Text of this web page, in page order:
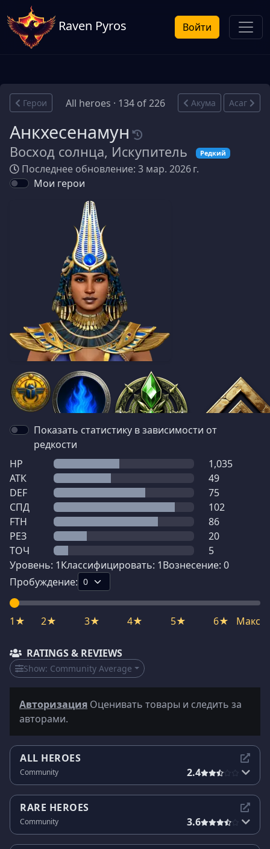
Raven Pyros Войти
Герои All heroes · 134 of 226 Акума Асаг
Анкхесенамун
Восход солнца, Искупитель Редкий
Последнее обновление: 3 мар. 2026 г.
Мои герои
Показать статистику в зависимости от
редкости
HP
1,035
АТК
49
DEF
75
СПД
102
FTH
86
РЕЗ
20
ТОЧ
5
Уровень: 1Классифицировать: 1Вознесение: 0
Пробуждение:
1★ 2★ 3★ 4★ 5★ 6★ Макс
RATINGS & REVIEWS
Show: Community Average
Авторизация Оценивать товары и следить за
авторами.
ALL HEROES
Community 2.4
RARE HEROES
Community 3.6